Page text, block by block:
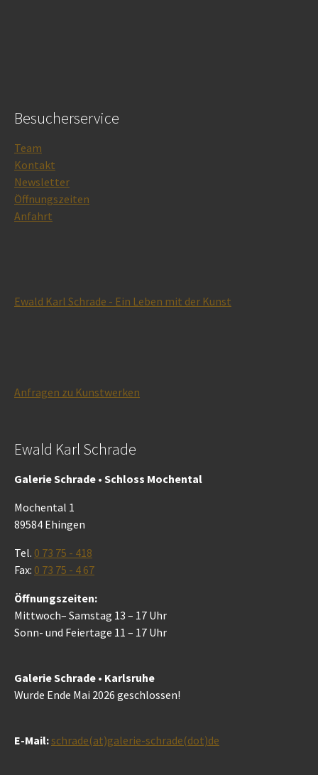
Besucherservice
Team
Kontakt
Newsletter
Öffnungszeiten
Anfahrt
Ewald Karl Schrade - Ein Leben mit der Kunst
Anfragen zu Kunstwerken
Ewald Karl Schrade
Galerie Schrade • Schloss Mochental
Mochental 1
89584 Ehingen
Tel. 0 73 75 - 418
Fax: 0 73 75 - 4 67
Öffnungszeiten:
Mittwoch– Samstag 13 – 17 Uhr
Sonn- und Feiertage 11 – 17 Uhr
Galerie Schrade • Karlsruhe
Wurde Ende Mai 2026 geschlossen!
E-Mail:schrade(at)galerie-schrade(dot)de